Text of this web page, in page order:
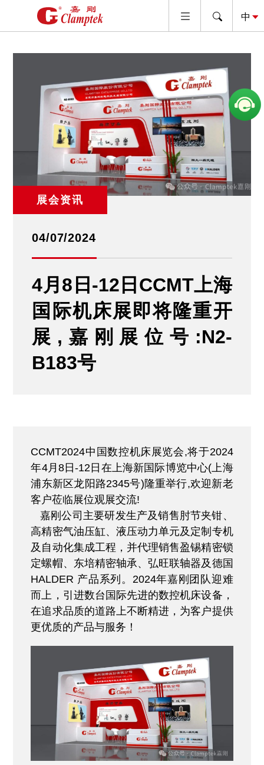
展会资讯
04/07/2024
4月8日-12日CCMT上海
国际机床展即将隆重开
展,嘉刚展位号:N2-
B183号
CCMT2024中国数控机床展览会,将于2024
年4月8日-12日在上海新国际博览中心(上海
浦东新区龙阳路2345号)隆重举行,欢迎新老
客户莅临展位观展交流!
嘉刚公司主要研发生产及销售肘节夹钳、
高精密气油压缸、液压动力单元及定制专机
及自动化集成工程，并代理销售盈锡精密锁
定螺帽、东培精密轴承、弘旺联轴器及德国
HALDER 产品系列。2024年嘉刚团队迎难
而上，引进数台国际先进的数控机床设备，
在追求品质的道路上不断精进，为客户提供
更优质的产品与服务！